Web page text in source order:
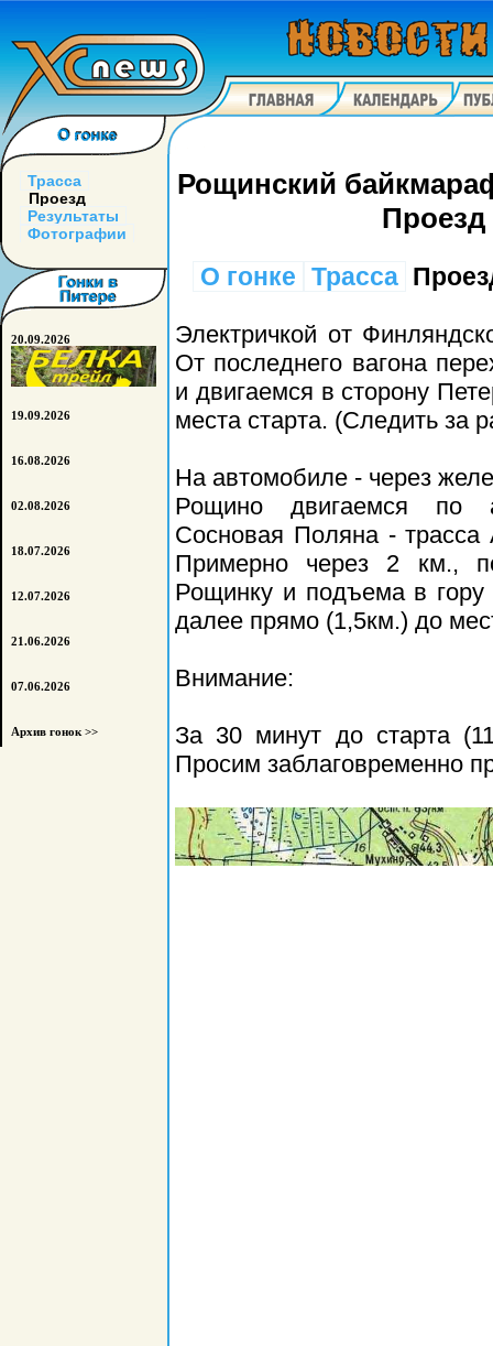
Рощинский
Проезд
О гонке Трасса
Электричкой от
От последнего вагона
и двигаемся в сторону
места старта. (Следить за
На автомобиле - через
Рощино двигаемся по
Сосновая Поляна -
Примерно через 2 км.,
Рощинку и подъема в гору
далее прямо (1,5км.) до
Внимание:
За 30 минут до старта
Просим заблаговременно
Трасса
Проезд
Результаты
Фотографии
20.09.2026
19.09.2026
16.08.2026
02.08.2026
18.07.2026
12.07.2026
21.06.2026
07.06.2026
Архив гонок >>